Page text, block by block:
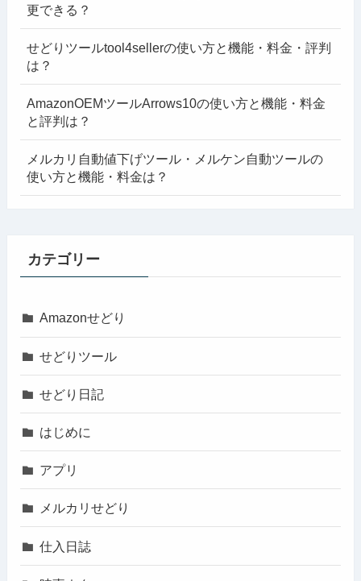
更できる？
せどりツールtool4sellerの使い方と機能・料金・評判
は？
AmazonOEMツールArrows10の使い方と機能・料金
と評判は？
メルカリ自動値下げツール・メルケン自動ツールの
使い方と機能・料金は？
カテゴリー
Amazonせどり
せどりツール
せどり日記
はじめに
アプリ
メルカリせどり
仕入日誌